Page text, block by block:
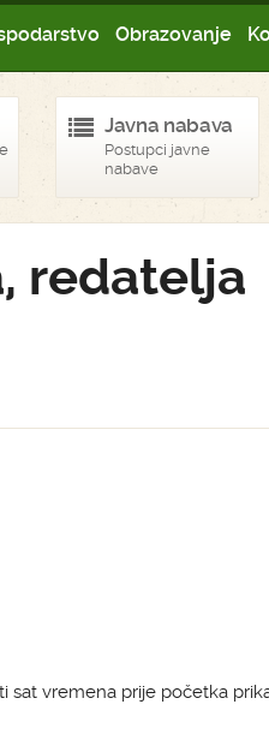
Obrazovanje
Javna nabava
Postupci javne
nabave
redatelja
sat vremena prije početka